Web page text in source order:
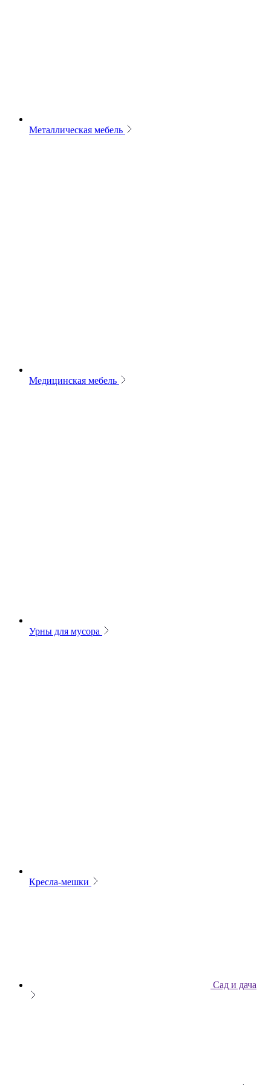
Металлическая мебель
Медицинская мебель
Урны для мусора
Кресла-мешки
Сад и дача